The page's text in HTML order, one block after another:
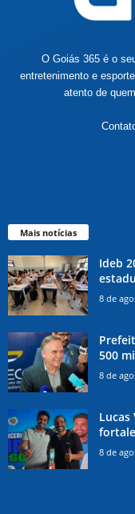
O Goiás 365 é o
entretenimento e
atento de
Mais notícias
Ideb
8 de
500
8 de
8 de